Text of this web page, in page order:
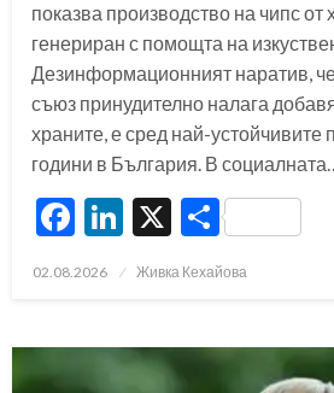
показва производство на чипс от
генериран с помощта на
Дезинформационният наратив,
съюз принудително налага
храните, е сред най-устойчивите
години в България. В
Facebook
LinkedIn
X Share
Posted
02.08.2026 Живка Кехайова